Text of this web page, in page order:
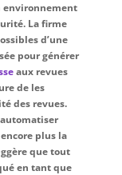
environnement
La firme
d’une
pour générer
aux revues
de les
des revues.
plus la
que tout
en tant que